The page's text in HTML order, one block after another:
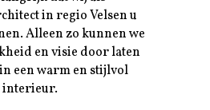
in regioVelsenu
Alleen zo kunnen we
en visie door laten
een warm en stijlvol
interieur.